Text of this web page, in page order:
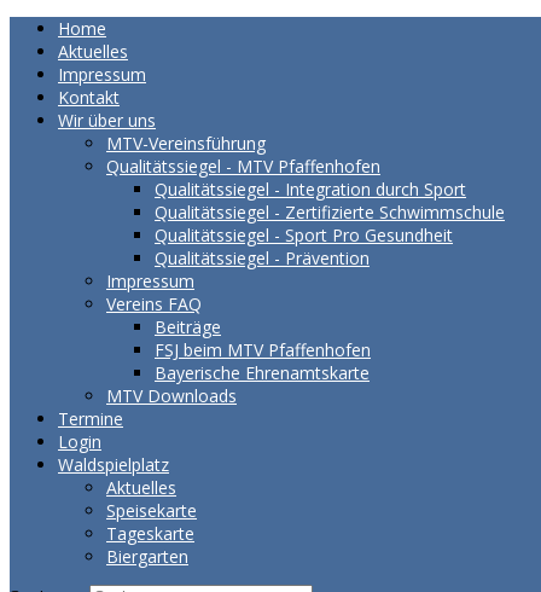
Home
Aktuelles
Impressum
Kontakt
Wir über uns
MTV-Vereinsführung
Qualitätssiegel - MTV Pfaffenhofen
Qualitätssiegel - Integration durch Sport
Qualitätssiegel - Zertifizierte Schwimmschule
Qualitätssiegel - Sport Pro Gesundheit
Qualitätssiegel - Prävention
Impressum
Vereins FAQ
Beiträge
FSJ beim MTV Pfaffenhofen
Bayerische Ehrenamtskarte
MTV Downloads
Termine
Login
Waldspielplatz
Aktuelles
Speisekarte
Tageskarte
Biergarten